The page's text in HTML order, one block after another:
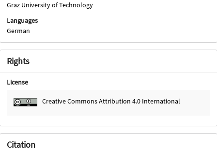
Graz University of Technology
Languages
German
Rights
License
Creative Commons Attribution 4.0 International
Citation